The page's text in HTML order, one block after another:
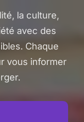
la culture,
avec des
Chaque
vous informer